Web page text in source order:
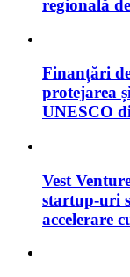
regională
Finanțări
protejarea
UNESCO
Vest
startup-uri
accelerare